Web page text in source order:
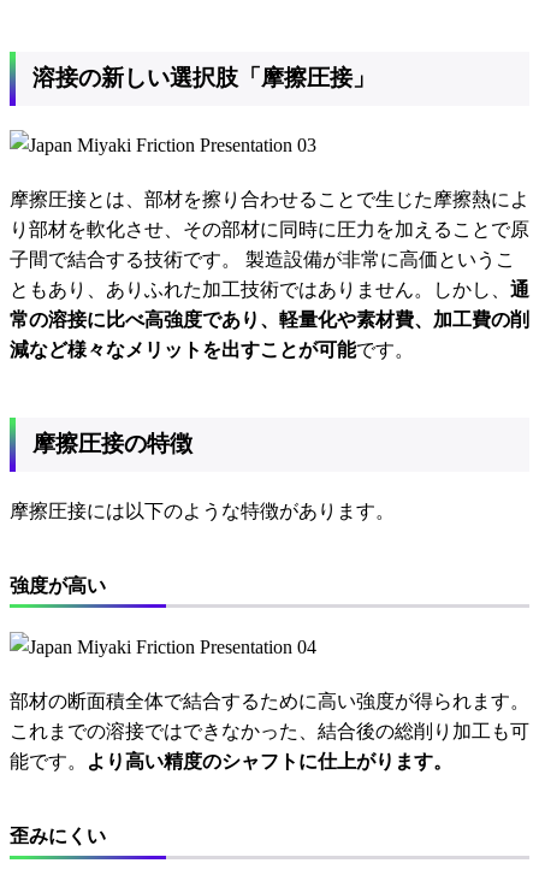
溶接の新しい選択肢「摩擦圧接」
摩擦圧接とは、部材を擦り合わせることで生じた摩擦熱によ
り部材を軟化させ、その部材に同時に圧力を加えることで原
子間で結合する技術です。 製造設備が非常に高価というこ
ともあり、ありふれた加工技術ではありません。しかし、 通
常の溶接に比べ高強度であり、軽量化や素材費、加工費の削
減など様々なメリットを出すことが可能です。
摩擦圧接の特徴
摩擦圧接には以下のような特徴があります。
強度が高い
部材の断面積全体で結合するために高い強度が得られます。
これまでの溶接ではできなかった、結合後の総削り加工も可
能です。
より高い精度のシャフトに仕上がります。
歪みにくい